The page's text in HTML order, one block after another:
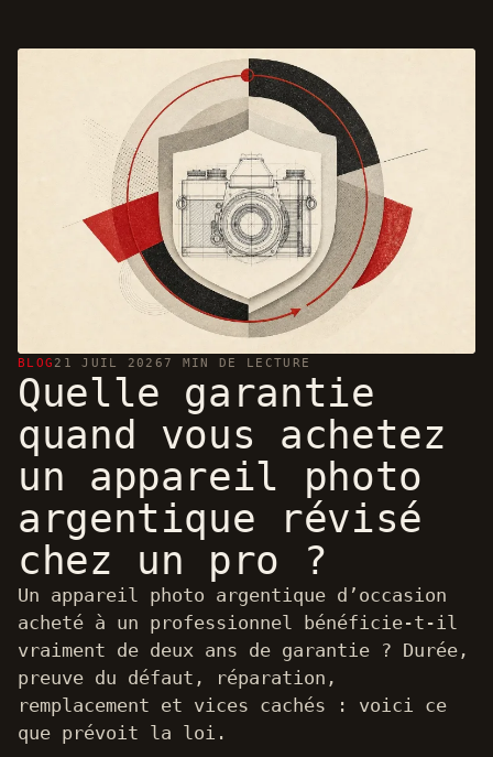
BLOG 21 JUIL 20267 MIN DE LECTURE
Quelle garantie
quand vous achetez
un appareil photo
argentique révisé
chez un pro ?
Un appareil photo argentique d’occasion
acheté à un professionnel bénéficie-t-il
vraiment de deux ans de garantie ? Durée,
preuve du défaut, réparation,
remplacement et vices cachés : voici ce
que prévoit la loi.